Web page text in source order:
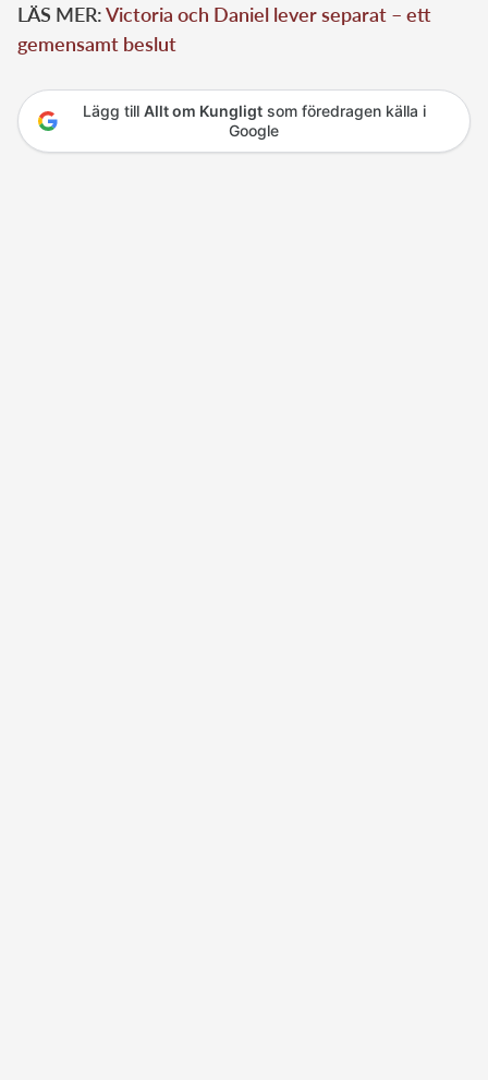
LÄS MER:Victoria och Daniel lever separat – ett
gemensamt beslut
Lägg till Allt om Kungligtsom föredragen källa i
Google